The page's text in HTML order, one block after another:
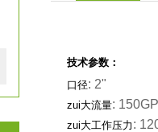
技术参数：
口径: 2"
zui大流量:
zui大工作压力 :